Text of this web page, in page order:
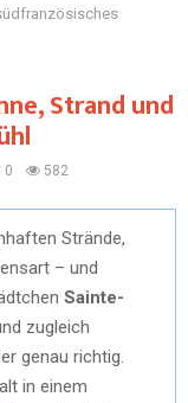
Strand und
0 582
Strände,
– und
Sainte-
zugleich
genau richtig.
in einem